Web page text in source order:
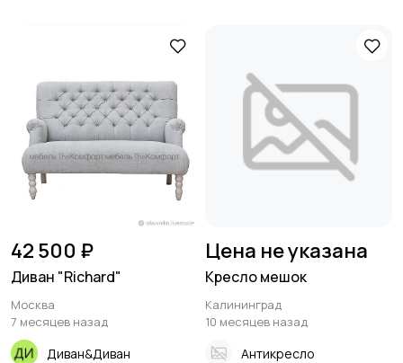
42 500 ₽
Диван "Richard"
Москва
7 месяцев назад
Диван&Диван
Цена не указана
Кресло мешок
Калининград
10 месяцев назад
Антикресло